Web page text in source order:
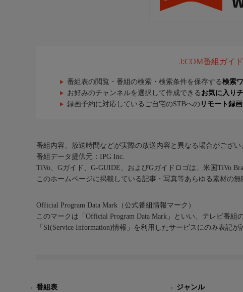
J:COM番組ガイ
番組表の閲覧・番組の検索・検索条件を保存する検索
お好みのチャンネルを選択して作成できる お気に入り
録画予約に対応しているご自宅のSTBへの リモート録
番組内容、放送時間などが実際の放送内容と異なる場合がござい
番組データ提供元：IPG Inc.
TiVo、Gガイド、G-GUIDE、およびGガイドロゴは、米国TiVo
このホームページに掲載している記事・写真等あらゆる素材の無
Official Program Data Mark（公式番組情報マーク）
このマークは「Official Program Data Mark」といい、テレビ番組
「SI(Service Information)情報」を利用したサービスにのみ表記が
番組表
ジャンル